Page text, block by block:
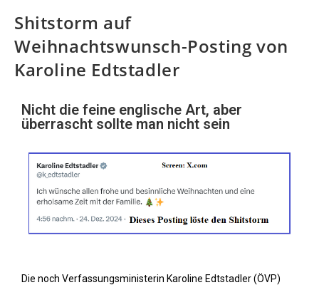
Shitstorm auf
Weihnachtswunsch-Posting von
Karoline Edtstadler
Nicht die feine englische Art, aber
überrascht sollte man nicht sein
Die noch Verfassungsministerin Karoline Edtstadler (ÖVP)